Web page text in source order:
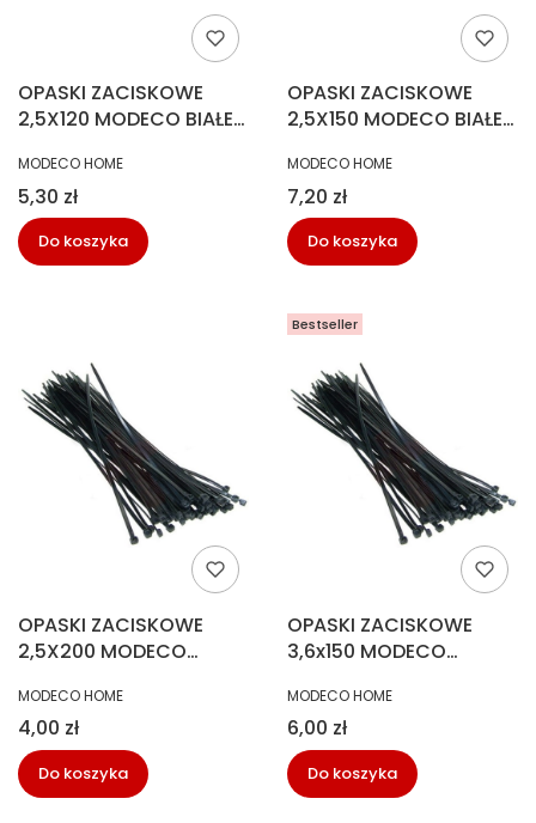
OPASKI ZACISKOWE
2,5X120 MODECO BIAŁE
PRODUCENT
MODECO HOME
Cena
5,30 zł
Do koszyka
OPASKI ZACISKOWE
2,5X150 MODECO BIAŁE
PRODUCENT
MODECO HOME
Cena
7,20 zł
Do koszyka
OPASKI ZACISKOWE
2,5X200 MODECO
PRODUCENT
MODECO HOME
Cena
4,00 zł
Do koszyka
Bestseller
OPASKI ZACISKOWE
3,6x150 MODECO
PRODUCENT
MODECO HOME
Cena
6,00 zł
Do koszyka